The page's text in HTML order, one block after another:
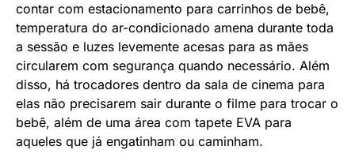
contar com estacionamento para carrinhos de bebê,
temperatura do ar-condicionado amena durante toda
a sessão e luzes levemente acesas para as mães
circularem com segurança quando necessário. Além
disso, há trocadores dentro da sala de cinema para
elas não precisarem sair durante o filme para trocar o
bebê, além de uma área com tapete EVA para
aqueles que já engatinham ou caminham.